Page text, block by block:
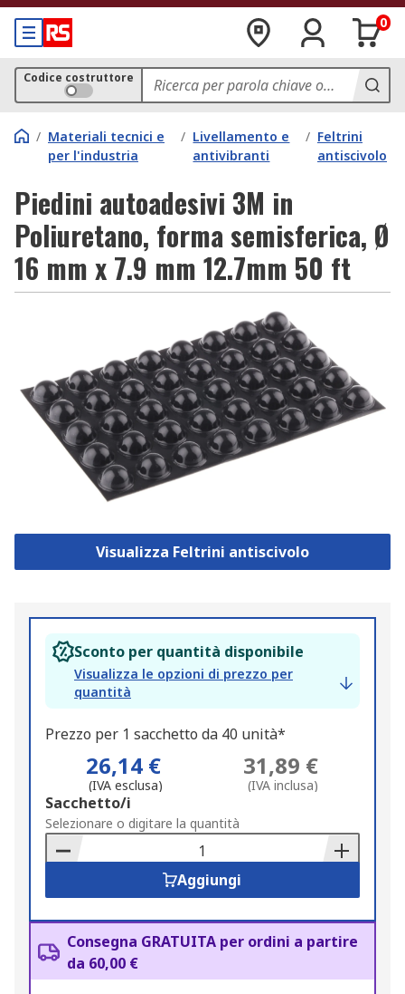
0
Codice costruttore
/ Materiali tecnici e
per l'industria
/ Livellamento e
antivibranti
/ Feltrini
antiscivolo
Piedini autoadesivi 3M in
Poliuretano, forma semisferica, Ø
16 mm x 7.9 mm 12.7mm 50 ft
Visualizza Feltrini antiscivolo
Sconto per quantità disponibile
Visualizza le opzioni di prezzo per
quantità
Prezzo per 1 sacchetto da 40 unità*
26,14 €
(IVA esclusa)
31,89 €
(IVA inclusa)
Add
to
Basket
Sacchetto/i
Selezionare o digitare la quantità
Aggiungi
Consegna GRATUITA per ordini a partire
da 60,00 €